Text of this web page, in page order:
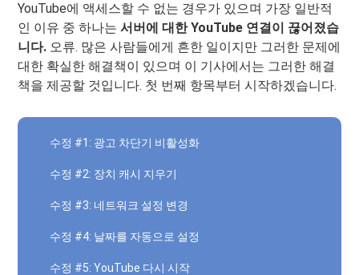
YouTube에 액세스할 수 없는 경우가 있으며 가장 일반적
인 이유 중 하나는서버에 대한 YouTube 연결이 끊어졌습
니다. 오류. 많은 사람들에게 흔한 일이지만 그러한 문제에
대한 확실한 해결책이 있으며 이 기사에서는 그러한 해결
책을 제공할 것입니다. 첫 번째 항목부터 시작하겠습니다.
수정 #1: 광고 차단기 비활성화
수정 #2: 장치 캐시 지우기
수정 #3: 네트워크 설정 변경
수정 #4: 날짜를 자동으로 설정
수정 #5: YouTube 다시 시작